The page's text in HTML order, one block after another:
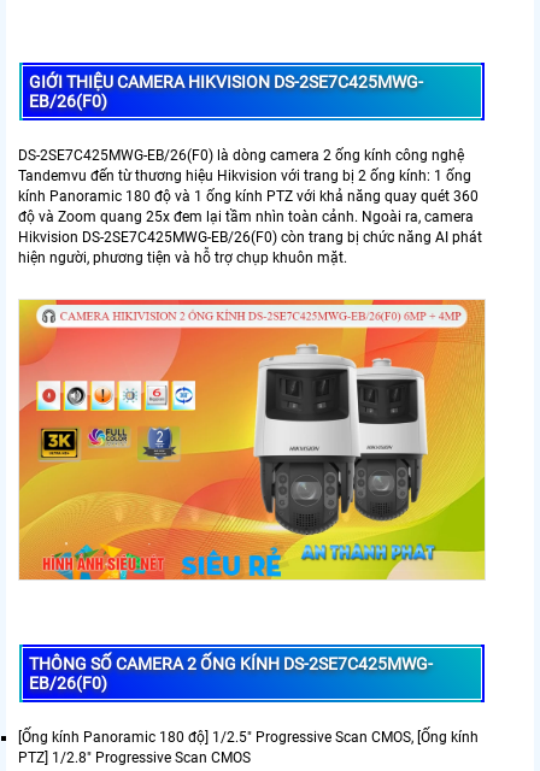
GIỚI THIỆU CAMERA HIKVISION DS-2SE7C425MWG-
EB/26(F0)
DS-2SE7C425MWG-EB/26(F0) là dòng camera 2 ống kính công nghệ
Tandemvu đến từ thương hiệu Hikvision với trang bị 2 ống kính: 1 ống
kính Panoramic 180 độ và 1 ống kính PTZ với khả năng quay quét 360
độ và Zoom quang 25x đem lại tầm nhìn toàn cảnh. Ngoài ra, camera
Hikvision DS-2SE7C425MWG-EB/26(F0) còn trang bị chức năng AI phát
hiện người, phương tiện và hỗ trợ chụp khuôn mặt.
THÔNG SỐ CAMERA 2 ỐNG KÍNH DS-2SE7C425MWG-
EB/26(F0)
[Ống kính Panoramic 180 độ] 1/2.5" Progressive Scan CMOS, [Ống kính
PTZ] 1/2.8" Progressive Scan CMOS